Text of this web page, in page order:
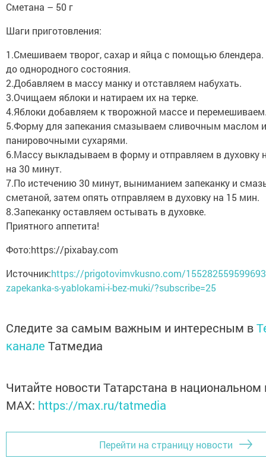
Сметана – 50 г
Шаги приготовления:
1.Смешиваем творог, сахар и яйца с помощью
до однородного состояния.
2.Добавляем в массу манку и отставляем набухать.
3.Очищаем яблоки и натираем их на терке.
4.Яблоки добавляем к творожной массе и
5.Форму для запекания смазываем сливочным маслом
панировочными сухарями.
6.Массу выкладываем в форму и отправляем в духовку
на 30 минут.
7.По истечению 30 минут, выниманием запеканку и
сметаной, затем опять отправляем в духовку на 15 мин.
8.Запеканку оставляем остывать в духовке.
Приятного аппетита!
Фото:https://pixabay.com
Источник:https://prigotovimvkusno.com/
zapekanka-s-yablokami-i-bez-muki/?subscribe=25
Следите за самым важным и интересным в
канале Татмедиа
Читайте новости Татарстана в
MАХ: https://max.ru/tatmedia
Перейти на страницу новости